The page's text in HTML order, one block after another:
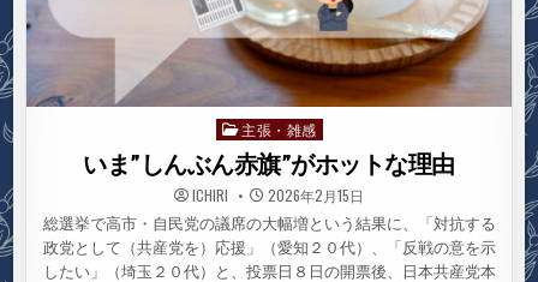
Posted
in
主張・雑感
いま”しんぶん赤旗”がホットな理由
ICHIRI 2026年2月15日
総選挙で高市・自民党の議席の大幅増という結果に、「対抗する
政党として（共産党を）応援」（愛知２０代）、「反戦の意を示
したい」（埼玉２０代）と、投票日８日の開票後、日本共産党本